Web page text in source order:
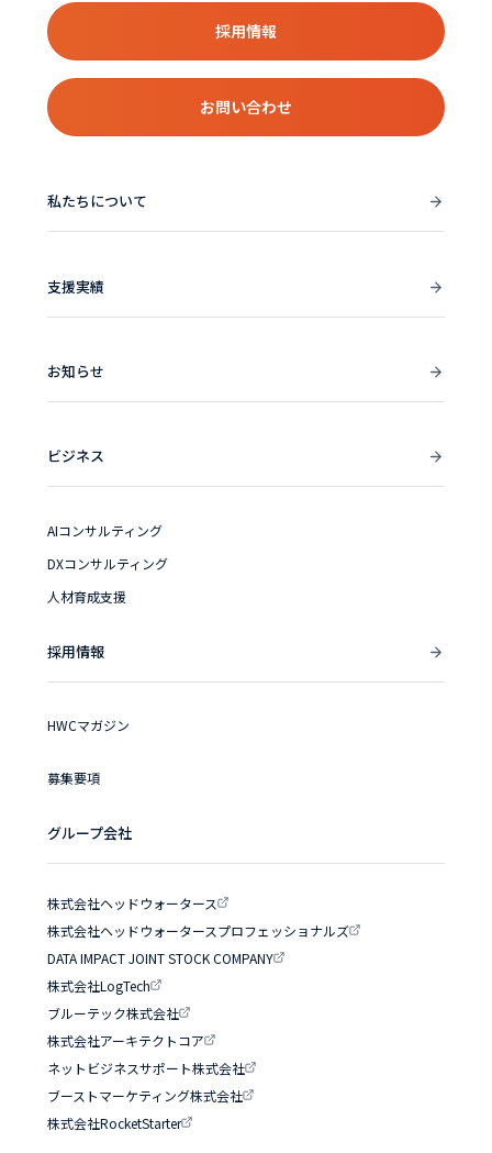
私たちについて
支援実績
お知らせ
ビジネス
AIコンサルティング
DXコンサルティング
人材育成支援
採用情報
HWCマガジン
募集要項
グループ会社
株式会社ヘッドウォータース
株式会社ヘッドウォータースプロフェッショナルズ
DATA IMPACT JOINT STOCK COMPANY
株式会社LogTech
ブルーテック株式会社
株式会社アーキテクトコア
ネットビジネスサポート株式会社
ブーストマーケティング株式会社
株式会社RocketStarter
採用情報
お問い合わせ